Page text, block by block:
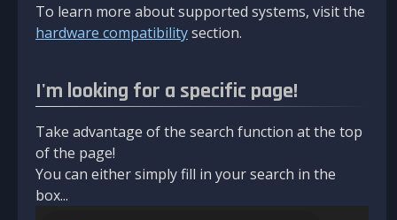
To learn more about supported systems, visit the
hardware compatibilitysection.
I'm looking for a specific page!
Take advantage of the search function at the top
of the page!
You can either simply fill in your search in the
box...